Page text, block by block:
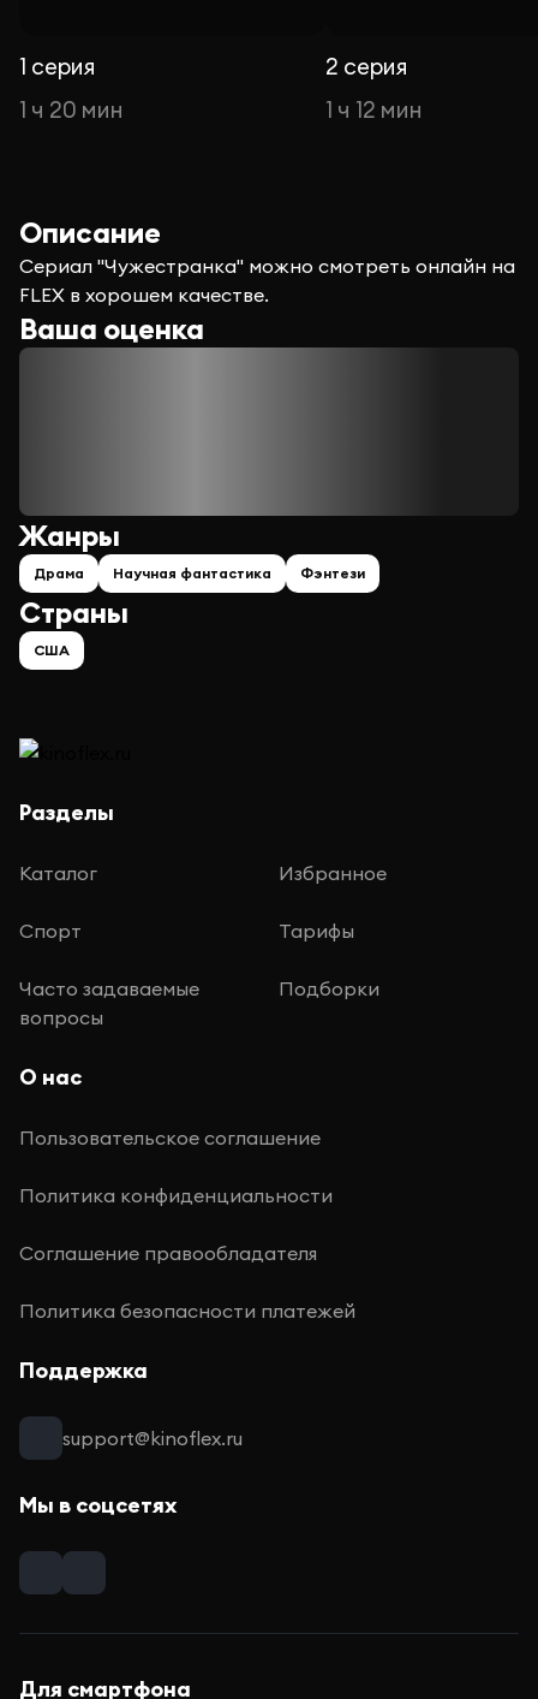
1 серия
1 ч 20 мин
2 серия
1 ч 12 мин
Описание
Сериал "Чужестранка" можно смотреть онлайн на
FLEX в хорошем качестве.
Ваша оценка
Страны
США
Жанры
Драма Научная фантастика Фэнтези
Разделы
Каталог Избранное
Спорт Тарифы
Часто задаваемые
вопросы
Подборки
О нас
Пользовательское соглашение
Политика конфиденциальности
Соглашение правообладателя
Политика безопасности платежей
Поддержка
support@kinoflex.ru
Мы в соцсетях
Для смартфона